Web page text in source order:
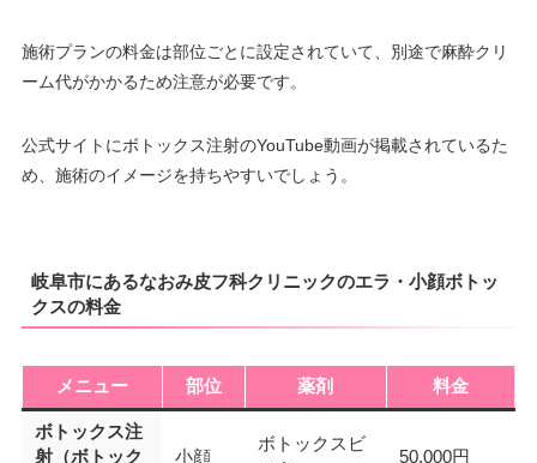
施術プランの料金は部位ごとに設定されていて、別途で麻酔クリ
ーム代がかかるため注意が必要です。
公式サイトにボトックス注射のYouTube動画が掲載されているた
め、施術のイメージを持ちやすいでしょう。
岐阜市にあるなおみ皮フ科クリニックのエラ・小顔ボトッ
クスの料金
メニュー 部位 薬剤 料金
ボトックス注
射（ボトック
小顔
ボトックスビ
50,000円